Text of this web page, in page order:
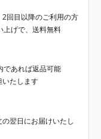
回目以降のご利用の方
上げで、送料無料
であれば返品可能
たします
翌日にお届けいたし